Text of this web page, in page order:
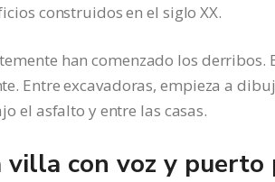
construidos en el siglo XX.
han comenzado los
Entre excavadoras, empieza a
el asfalto y entre las casas.
villa con voz y puerto